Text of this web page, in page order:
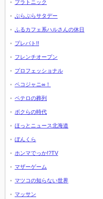
プラトニック
ぶらぶらサタデー
ふるカフェ系ハルさんの休日
プレバト!!
フレンチオープン
プロフェッショナル
ペコジャニ∞！
ペテロの葬列
ボクらの時代
ほっとニュース北海道
ぼんくら
ホンマでっか!?TV
マザーゲーム
マツコの知らない世界
マッサン